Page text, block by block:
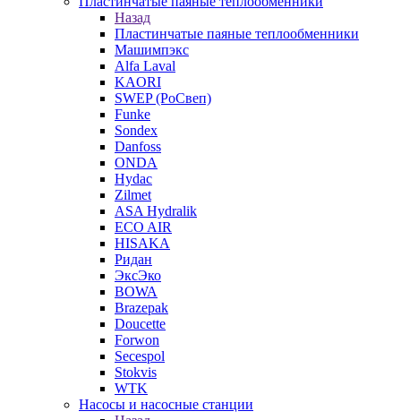
Назад
Пластинчатые паяные теплообменники
Машимпэкс
Alfa Laval
KAORI
SWEP (РоСвеп)
Funke
Sondex
Danfoss
ONDA
Hydac
Zilmet
ASA Hydralik
ECO AIR
HISAKA
Ридан
ЭксЭко
BOWA
Brazepak
Doucette
Forwon
Secespol
Stokvis
WTK
Насосы и насосные станции